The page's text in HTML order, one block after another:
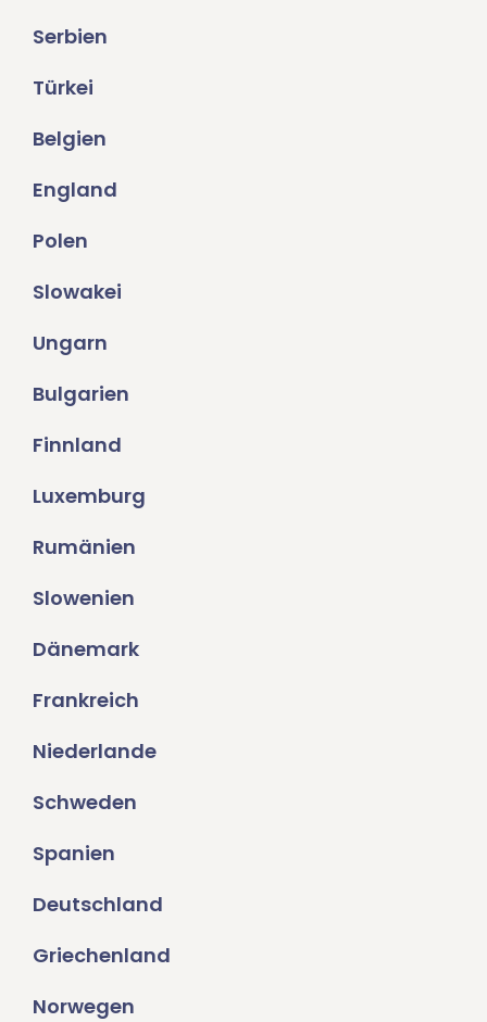
Serbien
Türkei
Belgien
England
Polen
Slowakei
Ungarn
Bulgarien
Finnland
Luxemburg
Rumänien
Slowenien
Dänemark
Frankreich
Niederlande
Schweden
Spanien
Deutschland
Griechenland
Norwegen